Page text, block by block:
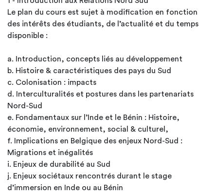
Le plan du cours est sujet à modification en fonction
des intérêts des étudiants, de l’actualité et du temps
disponible :
a. Introduction, concepts liés au développement
b. Histoire & caractéristiques des pays du Sud
c. Colonisation : impacts
d. Interculturalités et postures dans les partenariats
Nord-Sud
e. Fondamentaux sur l’Inde et le Bénin : Histoire,
économie, environnement, social & culturel,
f. Implications en Belgique des enjeux Nord-Sud :
Migrations et inégalités
i. Enjeux de durabilité au Sud
j. Enjeux sociétaux rencontrés durant le stage
d’immersion en Inde ou au Bénin